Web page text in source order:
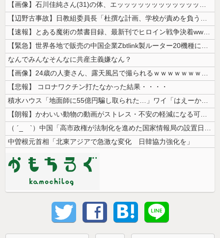
【画像】石川佳純さん(31)の体、エッッッッッッッッッッッッッッッッッ...
【辺野古事故】日教組委員長「杜撰な計画、学校が責めを負うのは当然」とし...
【速報】とある魔術の禁書目録、最新刊でヒロイン戦争決着wwwwwwww...
【緊急】世界各地で販売の中国企業Zbtlink製ルーター20機種にバッ...
なんでみんなそんなに共産主義嫌なん？
【画像】24歳の人妻さん、露天風呂で撮られるｗｗｗｗｗｗｗｗｗｗｗｗ...
【悲報】 コロナワクチン打たなかった結果・・・・
積水ハウス「地面師に55億円騙し取られた…」ワイ「はえーかわいそう…会...
【朗報】かわいい動物の動画がストレス・不安の軽減になる可能性。英大学の...
（ ´_ゝ`）中国「高市政権が法制化を進めた国家情報局の設置日が7月3...
中曽根元首相「北東アジアで急激な変化 日韓協力強化を」